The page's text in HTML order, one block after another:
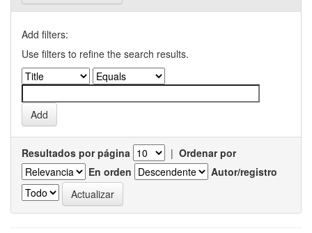
Add filters:
Use filters to refine the search results.
Resultados por página | Ordenar por
En orden
Autor/registro